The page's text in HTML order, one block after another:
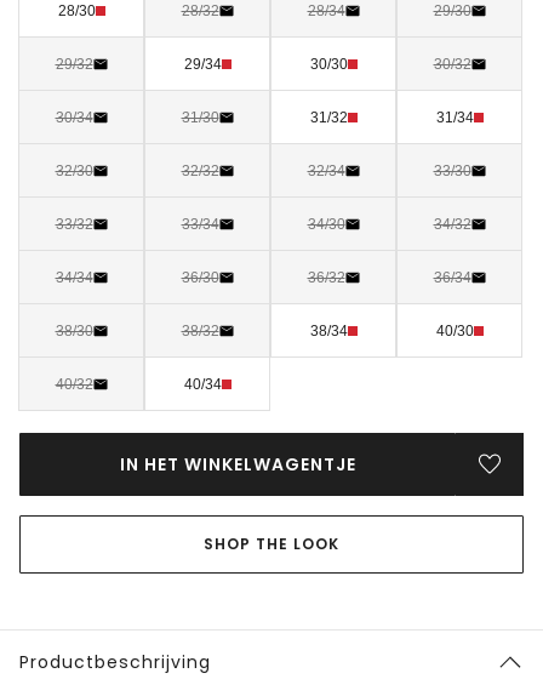
28/30 28/32 28/34 29/30
29/32 29/34 30/30 30/32
30/34 31/30 31/32 31/34
32/30 32/32 32/34 33/30
33/32 33/34 34/30 34/32
34/34 36/30 36/32 36/34
38/30 38/32 38/34 40/30
40/32 40/34
IN HET WINKELWAGENTJE
SHOP THE LOOK
Productbeschrijving